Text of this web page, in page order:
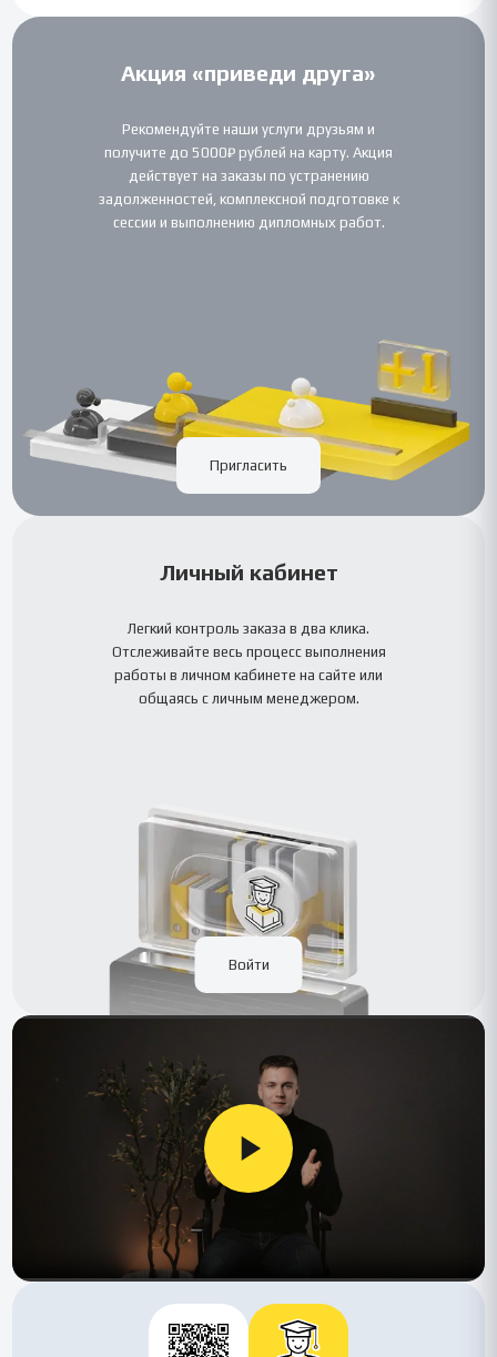
Акция «приведи друга»
Рекомендуйте наши услуги друзьям и
получите до 5000₽ рублей на карту. Акция
действует на заказы по устранению
задолженностей, комплексной подготовке к
сессии и выполнению дипломных работ.
Пригласить
Личный кабинет
Легкий контроль заказа в два клика.
Отслеживайте весь процесс выполнения
работы в личном кабинете на сайте или
общаясь с личным менеджером.
Войти